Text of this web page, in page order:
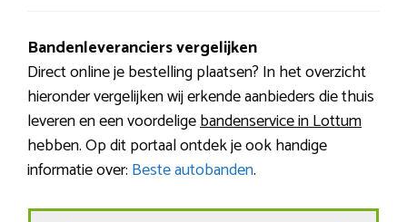
Bandenleveranciers vergelijken
Direct online je bestelling plaatsen? In het overzicht
hieronder vergelijken wij erkende aanbieders die thuis
leveren en een voordeligebandenservice in Lottum
hebben. Op dit portaal ontdek je ook handige
informatie over: Beste autobanden.